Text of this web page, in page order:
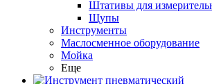
Штативы для
Щупы
Инструменты
Маслосменное оборудование
Мойка
Еще